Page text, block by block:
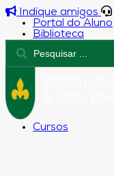
Indique amigos
Portal do Aluno
Biblioteca
Cursos